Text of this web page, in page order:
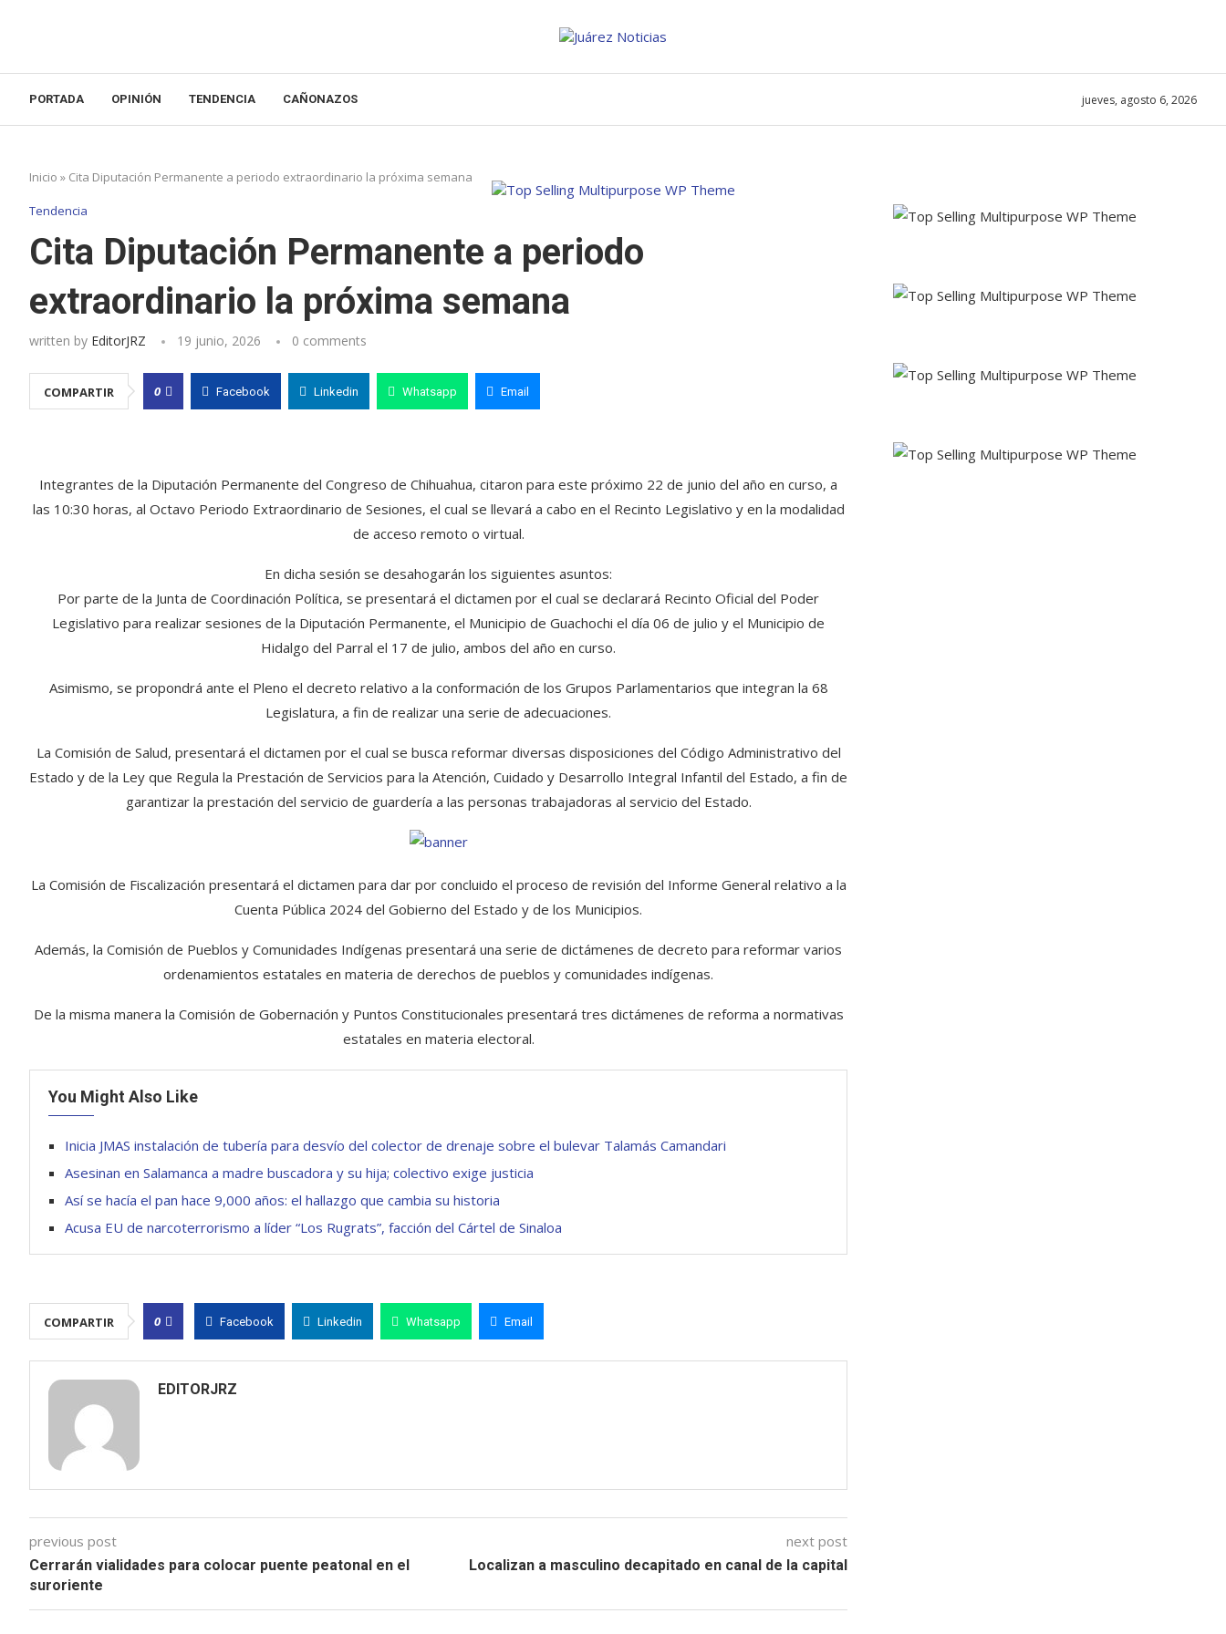
PORTADA OPINIÓN TENDENCIA CAÑONAZOS jueves, agosto 6, 2026
Inicio » Cita Diputación Permanente a periodo extraordinario la próxima semana
Tendencia
Cita Diputación Permanente a periodo
extraordinario la próxima semana
written by EditorJRZ 19 junio, 2026 0 comments
COMPARTIR 0 Facebook Linkedin Whatsapp Email
Integrantes de la Diputación Permanente del Congreso de Chihuahua, citaron para este próximo 22 de junio del año en curso, a
las 10:30 horas, al Octavo Periodo Extraordinario de Sesiones, el cual se llevará a cabo en el Recinto Legislativo y en la modalidad
de acceso remoto o virtual.
En dicha sesión se desahogarán los siguientes asuntos:
Por parte de la Junta de Coordinación Política, se presentará el dictamen por el cual se declarará Recinto Oficial del Poder
Legislativo para realizar sesiones de la Diputación Permanente, el Municipio de Guachochi el día 06 de julio y el Municipio de
Hidalgo del Parral el 17 de julio, ambos del año en curso.
Asimismo, se propondrá ante el Pleno el decreto relativo a la conformación de los Grupos Parlamentarios que integran la 68
Legislatura, a fin de realizar una serie de adecuaciones.
La Comisión de Salud, presentará el dictamen por el cual se busca reformar diversas disposiciones del Código Administrativo del
Estado y de la Ley que Regula la Prestación de Servicios para la Atención, Cuidado y Desarrollo Integral Infantil del Estado, a fin de
garantizar la prestación del servicio de guardería a las personas trabajadoras al servicio del Estado.
La Comisión de Fiscalización presentará el dictamen para dar por concluido el proceso de revisión del Informe General relativo a la
Cuenta Pública 2024 del Gobierno del Estado y de los Municipios.
Además, la Comisión de Pueblos y Comunidades Indígenas presentará una serie de dictámenes de decreto para reformar varios
ordenamientos estatales en materia de derechos de pueblos y comunidades indígenas.
De la misma manera la Comisión de Gobernación y Puntos Constitucionales presentará tres dictámenes de reforma a normativas
estatales en materia electoral.
You Might Also Like
Inicia JMAS instalación de tubería para desvío del colector de drenaje sobre el bulevar Talamás Camandari
Asesinan en Salamanca a madre buscadora y su hija; colectivo exige justicia
Así se hacía el pan hace 9,000 años: el hallazgo que cambia su historia
Acusa EU de narcoterrorismo a líder “Los Rugrats”, facción del Cártel de Sinaloa
COMPARTIR 0 Facebook Linkedin Whatsapp Email
EDITORJRZ
previous post
Cerrarán vialidades para colocar puente peatonal en el
suroriente
next post
Localizan a masculino decapitado en canal de la capital